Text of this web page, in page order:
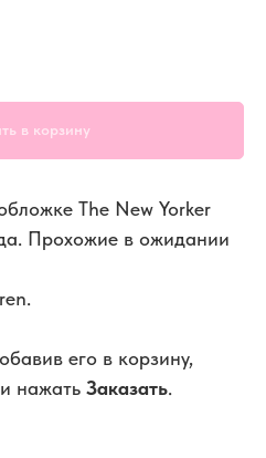
в корзину
The New Yorker
Прохожие в ожидании
его в корзину,
нажать Заказать.